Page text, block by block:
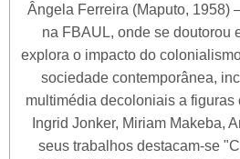
Ângela Ferreira (Maputo, 1958)
na FBAUL, onde se doutorou
explora o impacto do
sociedade contemporânea,
multimédia decoloniais a figuras
Ingrid Jonker, Miriam Makeba,
seus trabalhos destacam-se